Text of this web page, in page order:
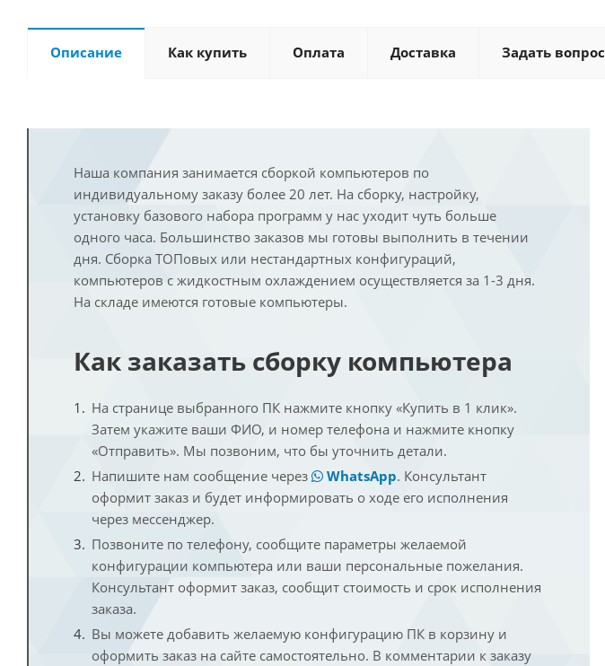
Описание Как купить Оплата Доставка Задать вопрос
Наша компания занимается сборкой компьютеров по
индивидуальному заказу более 20 лет. На сборку, настройку,
установку базового набора программ у нас уходит чуть больше
одного часа. Большинство заказов мы готовы выполнить в течении
дня. Сборка ТОПовых или нестандартных конфигураций,
компьютеров с жидкостным охлаждением осуществляется за 1-3 дня.
На складе имеются готовые компьютеры.
Как заказать сборку компьютера
На странице выбранного ПК нажмите кнопку «Купить в 1 клик».
Затем укажите ваши ФИО, и номер телефона и нажмите кнопку
«Отправить». Мы позвоним, что бы уточнить детали.
Напишите нам сообщение через
WhatsApp. Консультант
оформит заказ и будет информировать о ходе его исполнения
через мессенджер.
Позвоните по телефону, сообщите параметры желаемой
конфигурации компьютера или ваши персональные пожелания.
Консультант оформит заказ, сообщит стоимость и срок исполнения
заказа.
Вы можете добавить желаемую конфигурацию ПК в корзину и
оформить заказ на сайте самостоятельно. В комментарии к заказу